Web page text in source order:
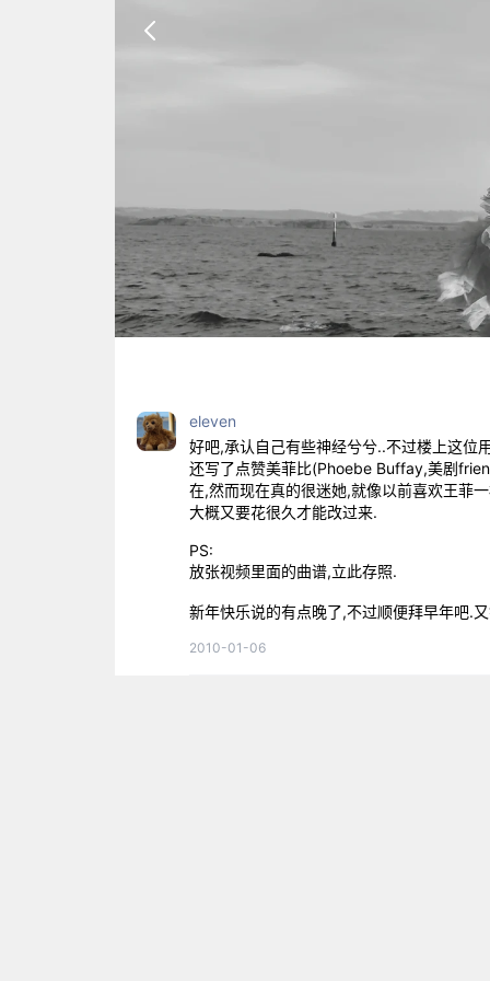
eleven
好吧,承认自己有些神经兮兮..不过楼上这位
还写了点赞美菲比(Phoebe Buffay,美剧
在,然而现在真的很迷她,就像以前喜欢王菲
大概又要花很久才能改过来.
PS:
放张视频里面的曲谱,立此存照.
新年快乐说的有点晚了,不过顺便拜早年吧.
2010-01-06